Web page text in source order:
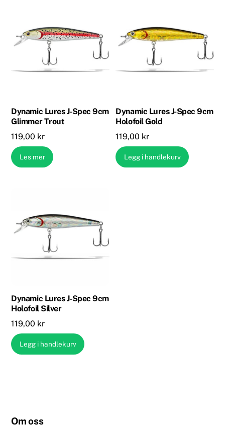
Dynamic Lures J-Spec 9cm
Glimmer Trout
119,00 kr
Les mer
Dynamic Lures J-Spec 9cm
Holofoil Gold
119,00 kr
Legg i handlekurv
Dynamic Lures J-Spec 9cm
Holofoil Silver
119,00 kr
Legg i handlekurv
Om oss